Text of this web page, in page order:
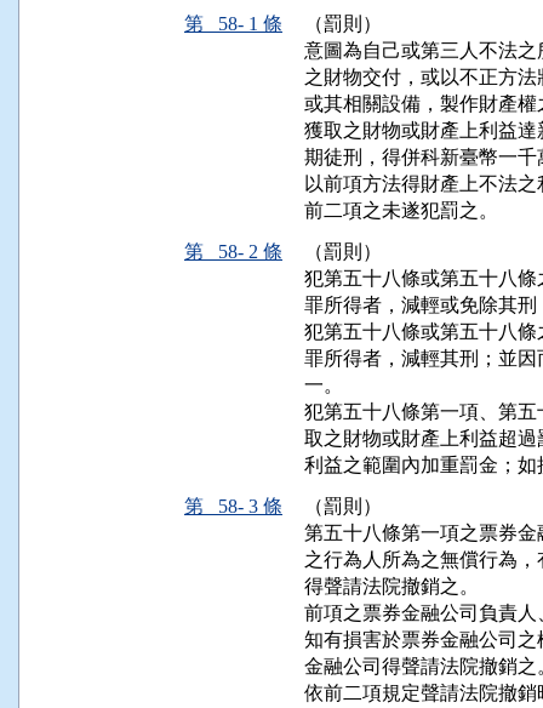
第 58- 1 條
（罰則）
意圖為自己或第三人不法
之財物交付，或以不正方
或其相關設備，製作財產
獲取之財物或財產上利益
期徒刑，得併科新臺幣一
以前項方法得財產上不法
前二項之未遂犯罰之。
第 58- 2 條
（罰則）
犯第五十八條或第五十八
罪所得者，減輕或免除其
犯第五十八條或第五十八
罪所得者，減輕其刑；並
一。
犯第五十八條第一項、第
取之財物或財產上利益超
利益之範圍內加重罰金；
第 58- 3 條
（罰則）
第五十八條第一項之票券
之行為人所為之無償行為
得聲請法院撤銷之。
前項之票券金融公司負責
知有損害於票券金融公司
金融公司得聲請法院撤銷之
依前二項規定聲請法院撤